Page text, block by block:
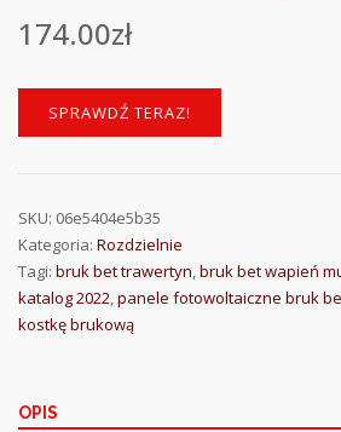
174.00zł
SPRAWDŹ TERAZ!
SKU: 06e5404e5b35
Kategoria: Rozdzielnie
Tagi: bruk bet trawertyn,bruk bet wapień
katalog 2022,panele fotowoltaiczne bruk
kostkę brukową
OPIS